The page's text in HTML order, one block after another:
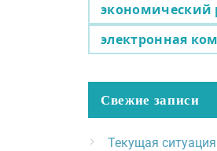
экономический
электронная
Свежие записи
Текущая